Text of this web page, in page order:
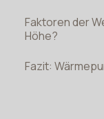
Faktoren der
Höhe?
Fazit: